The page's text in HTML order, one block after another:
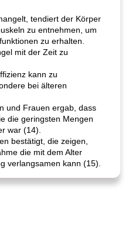
Cilantro-Curry-Hühnersalat
tendiert der Körper
zu entnehmen, um
zu erhalten.
mit der Zeit zu
kann zu
bei älteren
und Frauen ergab, dass
die geringsten Mengen
war (14).
bestätigt, die zeigen,
die mit dem Alter
verlangsamen kann (15).